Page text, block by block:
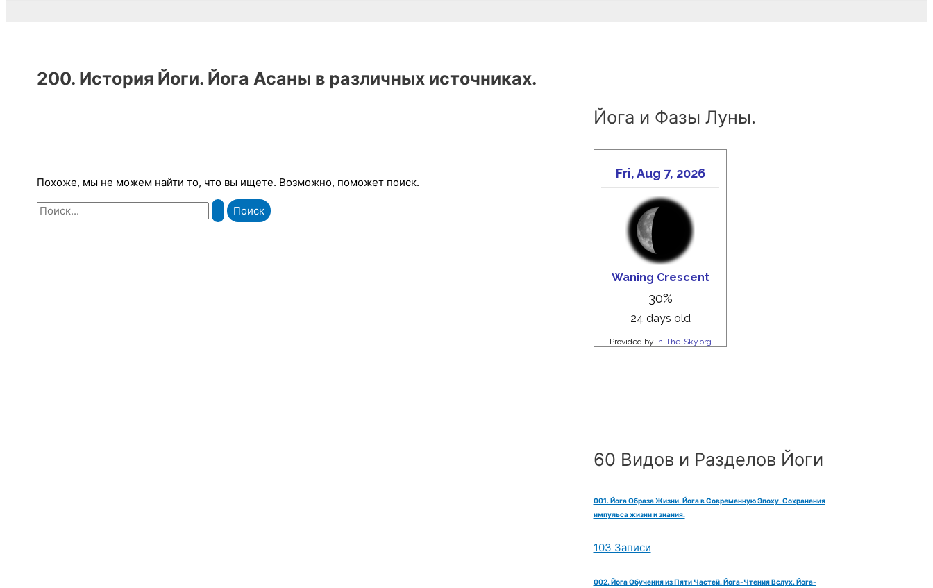
200. История Йоги. Йога Асаны в различных источниках.
Похоже, мы не можем найти то, что вы ищете. Возможно, поможет поиск.
Поиск:
Йога и Фазы Луны.
60 Видов и Разделов Йоги
001. Йога Образа Жизни. Йога в Современную Эпоху. Сохранения
импульса жизни и знания.
103 Записи
002. Йога Обучения из Пяти Частей. Йога-Чтения Вслух. Йога-